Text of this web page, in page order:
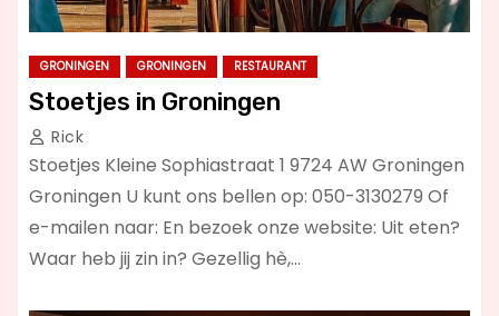
GRONINGEN GRONINGEN RESTAURANT
Stoetjes in Groningen
Rick
Stoetjes Kleine Sophiastraat 1 9724 AW Groningen
Groningen U kunt ons bellen op: 050-3130279 Of
e-mailen naar: En bezoek onze website: Uit eten?
Waar heb jij zin in? Gezellig hè,…